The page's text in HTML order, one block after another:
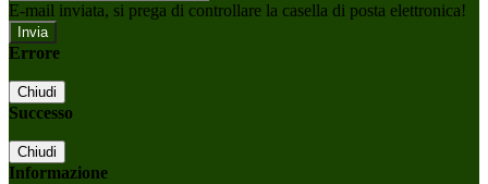
E-mail inviata, si prega di controllare la casella di posta elettronica!
Errore
Chiudi
Successo
Chiudi
Informazione